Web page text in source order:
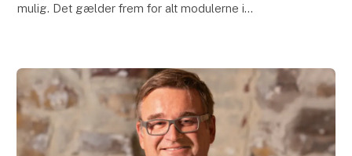
mulig. Det gælder frem for alt modulerne i